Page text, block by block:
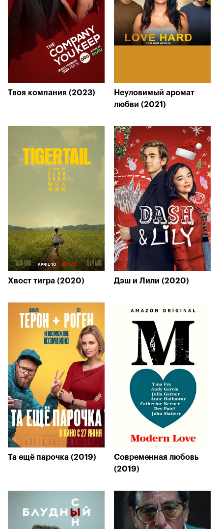
Твоя компания (2023)
Неуловимый аромат
любви (2021)
Хвост тигра (2020) Дэш и Лили (2020)
Та ещё парочка (2019)
Современная любовь
(2019)